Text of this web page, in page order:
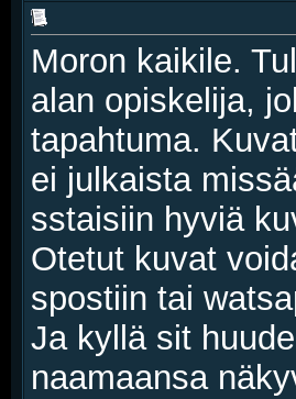
Moron kaikile.
alan opiskelija,
tapahtuma.
ei julkaista
sstaisiin hyviä
Otetut kuvat
spostiin tai
Ja kyllä sit
naamaansa